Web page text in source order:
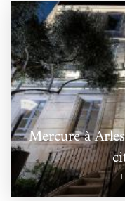
Mercure à